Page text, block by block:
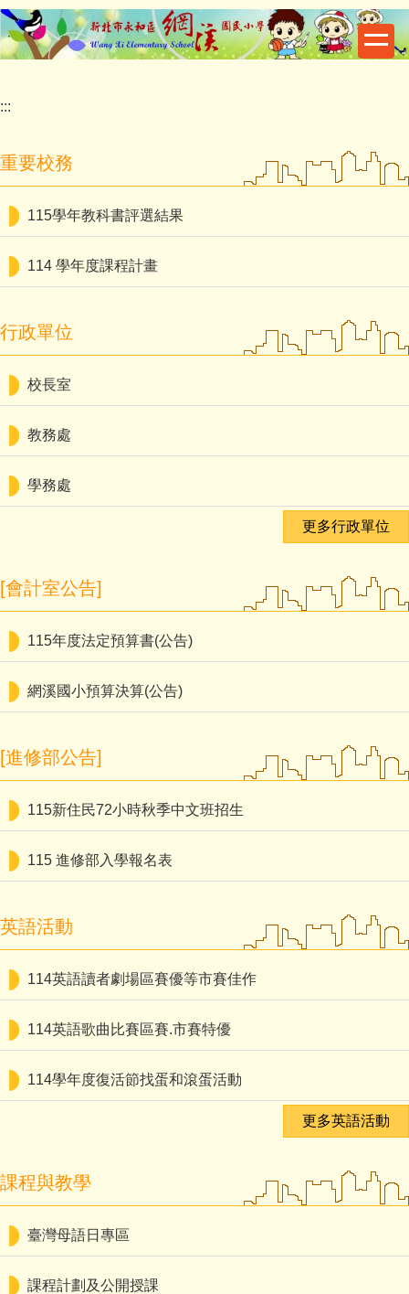
跳
到
主
內
:::
重要校務
115學年教科書評選結果
114 學年度課程計畫
行政單位
校長室
教務處
學務處
更多行政單位
[會計室公告]
115年度法定預算書(公告)
網溪國小預算決算(公告)
[進修部公告]
115新住民72小時秋季中文班招生
115 進修部入學報名表
英語活動
114英語讀者劇場區賽優等市賽佳作
114英語歌曲比賽區賽.市賽特優
114學年度復活節找蛋和滾蛋活動
更多英語活動
課程與教學
臺灣母語日專區
課程計劃及公開授課